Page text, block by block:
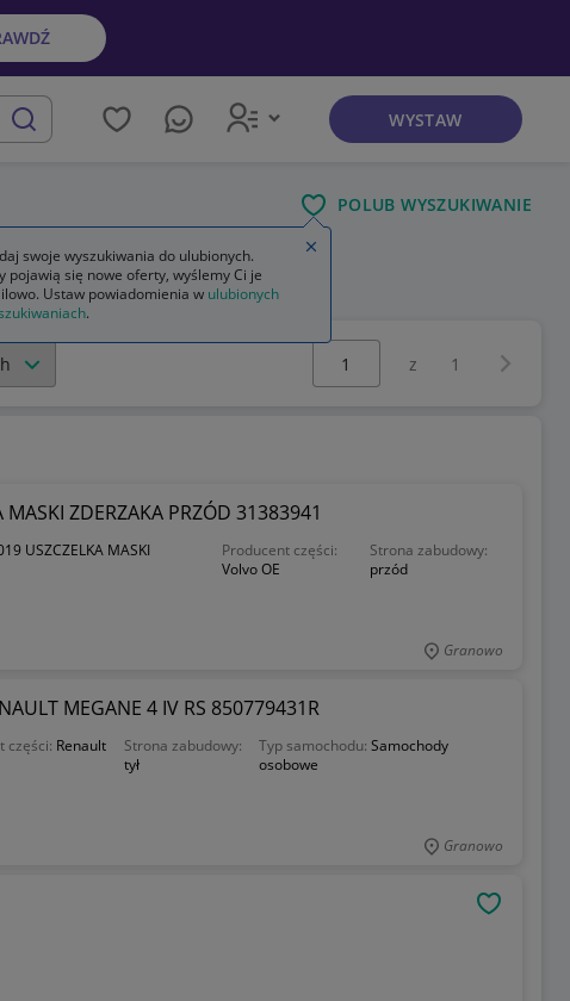
szukaj WYSTAW
POLUB WYSZUKIWANIE
forda focusa mk2
Wybierz stronę:
z 1
ZDERZAKA PRZÓD 31383941
USZCZELKA MASKI
Producent części:
Volvo OE
Strona zabudowy:
przód
Granowo
MEGANE 4 IV RS 850779431R
części: Renault
Strona zabudowy:
tył
Typ samochodu: Samochody
osobowe
Granowo
swoje wyszukiwania do ulubionych.
pojawią się nowe oferty, wyślemy Ci je
Ustaw powiadomienia w ulubionych
.
Zamknij wskazówkę